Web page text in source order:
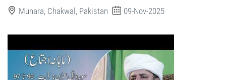
Munara, Chakwal, Pakistan 09-Nov-2025